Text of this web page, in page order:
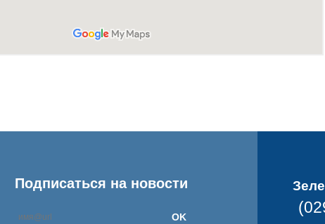
Подписаться на новости
OK